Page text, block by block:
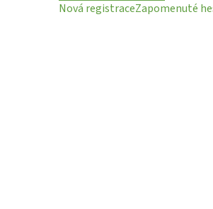
Nová registraceZapomenuté